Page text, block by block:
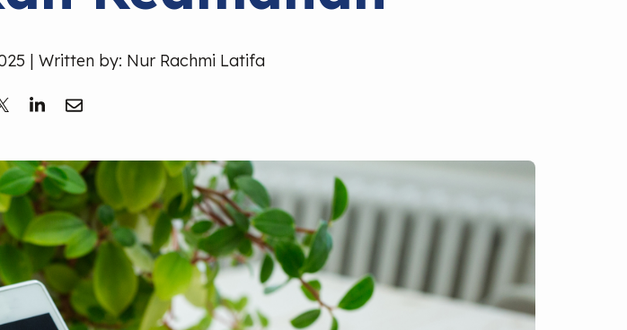
| Written by: Nur Rachmi Latifa